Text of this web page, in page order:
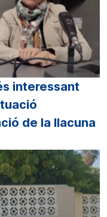
interessant
de la llacuna